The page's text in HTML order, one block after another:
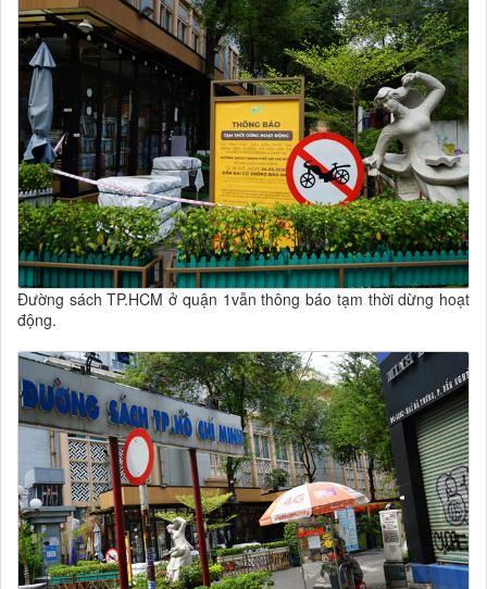
Đường sách TP.HCM ở quận 1vẫn thông báo tạm thời dừng hoạt
động.